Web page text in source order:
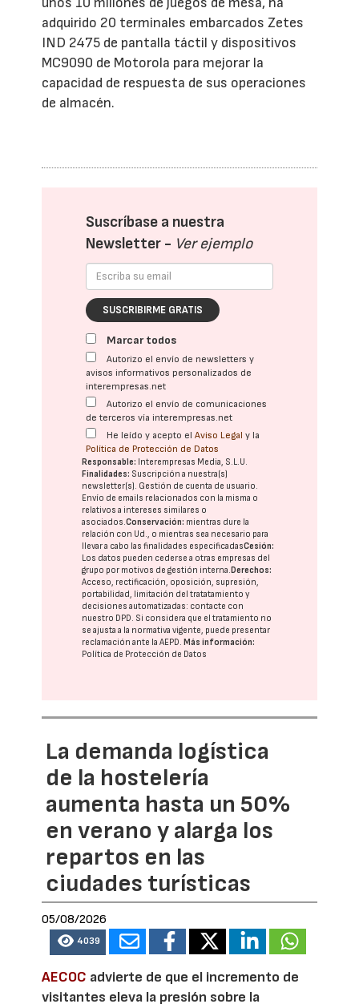
adquirido 20 terminales embarcados Zetes
IND 2475 de pantalla táctil y dispositivos
MC9090 de Motorola para mejorar la
capacidad de respuesta de sus operaciones
de almacén.
Suscríbase a nuestra
Newsletter - Ver ejemplo
SUSCRIBIRME GRATIS
Marcar todos
Autorizo el envío de newsletters y
avisos informativos personalizados de
interempresas.net
Autorizo el envío de comunicaciones
de terceros vía interempresas.net
He leído y acepto elAviso Legal y la
Política de Protección de Datos
Responsable: Interempresas Media, S.L.U.
Finalidades: Suscripción a nuestra(s)
newsletter(s). Gestión de cuenta de usuario.
Envío de emails relacionados con la misma o
relativos a intereses similares o
asociados.Conservación: mientras dure la
relación con Ud., o mientras sea necesario para
llevar a cabo las finalidades especificadasCesión:
Los datos pueden cederse a otras empresas del
grupo por motivos de gestión interna.Derechos:
Acceso, rectificación, oposición, supresión,
portabilidad, limitación del tratatamiento y
decisiones automatizadas: contacte con
nuestro DPD. Si considera que el tratamiento no
se ajusta a la normativa vigente, puede presentar
reclamación ante laAEPD.Más información:
Política de Protección de Datos
La demanda logística
de la hostelería
aumenta hasta un 50%
en verano y alarga los
repartos en las
ciudades turísticas
05/08/2026
4039
AECOC advierte de que el incremento de
visitantes eleva la presión sobre la